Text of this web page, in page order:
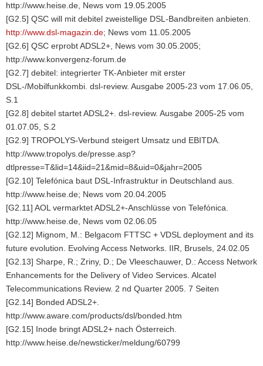
http://www.heise.de, News vom 19.05.2005
[G2.5] QSC will mit debitel zweistellige DSL-Bandbreiten anbieten.
http://www.dsl-magazin.de; News vom 11.05.2005
[G2.6] QSC erprobt ADSL2+, News vom 30.05.2005;
http://www.konvergenz-forum.de
[G2.7] debitel: integrierter TK-Anbieter mit erster
DSL-/Mobilfunkkombi. dsl-review. Ausgabe 2005-23 vom 17.06.05,
S.1
[G2.8] debitel startet ADSL2+. dsl-review. Ausgabe 2005-25 vom
01.07.05, S.2
[G2.9] TROPOLYS-Verbund steigert Umsatz und EBITDA.
http://www.tropolys.de/presse.asp?
dtlpresse=T&lid=14&iid=21&mid=8&uid=0&jahr=2005
[G2.10] Telefónica baut DSL-Infrastruktur in Deutschland aus.
http://www.heise.de; News vom 20.04.2005
[G2.11] AOL vermarktet ADSL2+-Anschlüsse von Telefónica.
http://www.heise.de, News vom 02.06.05
[G2.12] Mignom, M.: Belgacom FTTSC + VDSL deployment and its
future evolution. Evolving Access Networks. IIR, Brusels, 24.02.05
[G2.13] Sharpe, R.; Zriny, D.; De Vleeschauwer, D.: Access Network
Enhancements for the Delivery of Video Services. Alcatel
Telecommunications Review. 2 nd Quarter 2005. 7 Seiten
[G2.14] Bonded ADSL2+.
http://www.aware.com/products/dsl/bonded.htm
[G2.15] Inode bringt ADSL2+ nach Österreich.
http://www.heise.de/newsticker/meldung/60799